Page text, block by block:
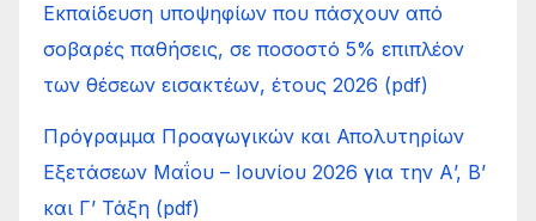
Εκπαίδευση υποψηφίων που πάσχουν από
σοβαρές παθήσεις, σε ποσοστό 5% επιπλέον
των θέσεων εισακτέων, έτους 2026 (pdf)
Πρόγραμμα Προαγωγικών και Απολυτηρίων
Εξετάσεων Μαΐου – Ιουνίου 2026 για την Α’, Β’
και Γ’ Τάξη (pdf)